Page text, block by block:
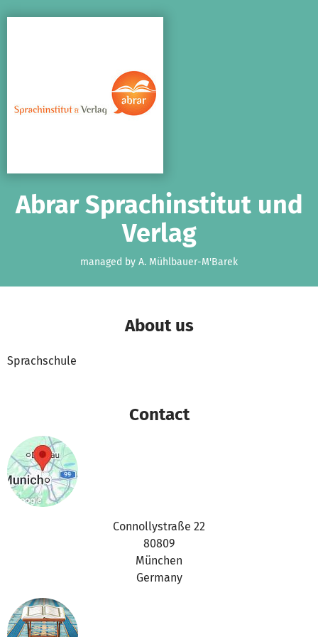
Abrar Sprachinstitut und
Verlag
managed by A. Mühlbauer-M'Barek
About us
Sprachschule
Contact
Connollystraße 22
80809
München
Germany